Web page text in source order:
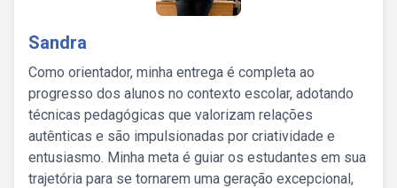
Sandra
Como orientador, minha entrega é completa ao
progresso dos alunos no contexto escolar, adotando
técnicas pedagógicas que valorizam relações
autênticas e são impulsionadas por criatividade e
entusiasmo. Minha meta é guiar os estudantes em sua
trajetória para se tornarem uma geração excepcional,